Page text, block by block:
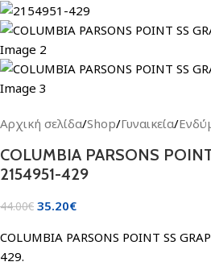
Αρχική σελίδα/Shop/Γυναικεία/
COLUMBIA PARSONS
2154951-429
44.00€ 35.20€
COLUMBIA PARSONS POINT SS